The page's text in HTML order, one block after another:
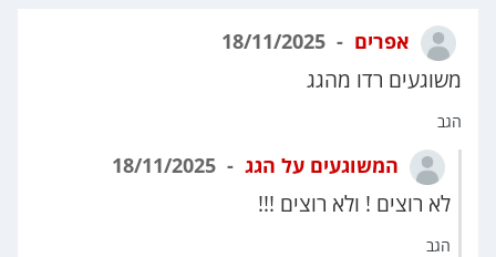
אפרים
משוגעים רדו מהגג
הגב
המשוגעים על הגג
לא רוצים ! ולא רוצים !!!
הגב